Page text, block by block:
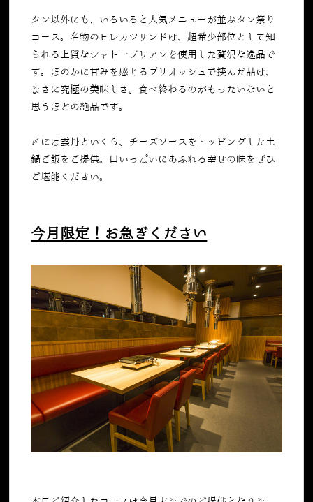
タン以外にも、いろいろと人気メニューが並ぶタン祭り
コース。名物のヒレカツサンドは、超希少部位として知
られる上質なシャトーブリアンを使用した贅沢な逸品で
す。ほのかに甘みを感じるブリオッシュで挟んだ品は、
まさに究極の美味しさ。食べ終わるのがもったいないと
思うほどの絶品です。
〆には雲丹といくら、チーズソースをトッピングした土
鍋ご飯をご提供。口いっぱいにあふれる幸せの味をぜひ
ご堪能ください。
今月限定！お急ぎください